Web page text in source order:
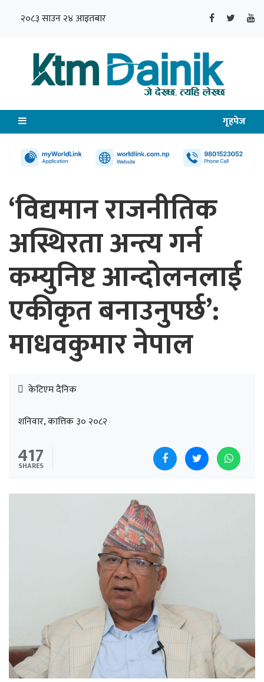
२०८३ साउन २४ आइतबार
गृहपेज
‘विद्यमान राजनीतिक
अस्थिरता अन्त्य गर्न
कम्युनिष्ट आन्दोलनलाई
एकीकृत बनाउनुपर्छ’:
माधवकुमार नेपाल
केटिएम दैनिक
शनिवार, कात्तिक ३० २०८२
417
SHARES